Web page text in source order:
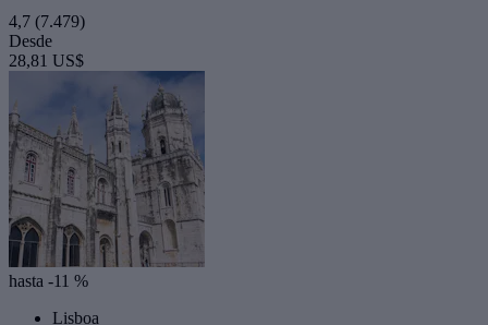
4,7 (7.479)
Desde
28,81 US$
hasta -11 %
Lisboa